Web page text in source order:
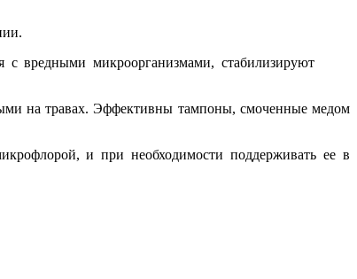
с вредными микроорганизмами, стабилизируют
на травах. Эффективны тампоны, смоченные медом
и при необходимости поддерживать ее в